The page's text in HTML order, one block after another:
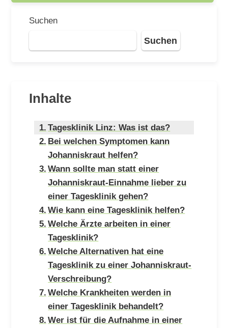
Suchen
Suchen
Inhalte
Tagesklinik Linz: Was ist das?
Bei welchen Symptomen kann
Johanniskraut helfen?
Wann sollte man statt einer
Johanniskraut-Einnahme lieber zu
einer Tagesklinik gehen?
Wie kann eine Tagesklinik helfen?
Welche Ärzte arbeiten in einer
Tagesklinik?
Welche Alternativen hat eine
Tagesklinik zu einer Johanniskraut-
Verschreibung?
Welche Krankheiten werden in
einer Tagesklinik behandelt?
Wer ist für die Aufnahme in einer